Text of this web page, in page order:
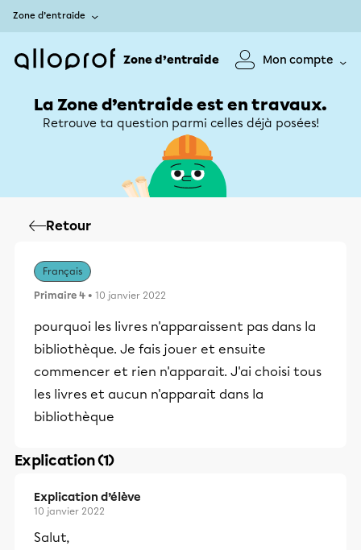
Zone d’entraide
Zone d’entraide Mon compte
La Zone d’entraide est en travaux.
Retrouve ta question parmi celles déjà posées!
Retour
Français
Primaire 4 • 10 janvier 2022
pourquoi les livres n'apparaissent pas dans la
bibliothèque. Je fais jouer et ensuite
commencer et rien n'apparait. J'ai choisi tous
les livres et aucun n'apparait dans la
bibliothèque
Explication (1)
Explication d’élève
10 janvier 2022
Salut,